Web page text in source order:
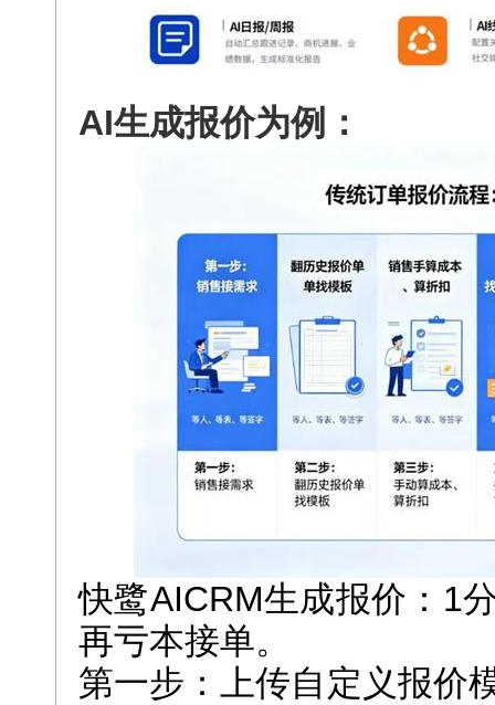
AI生成报价为例：
快鹭AICRM生成报价：1
再亏本接单。
第一步：上传自定义报价